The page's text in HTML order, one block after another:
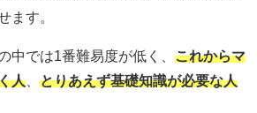
ます。
中では1番難易度が低く、 これからマ
人
とりあえず基礎知識が必要な人